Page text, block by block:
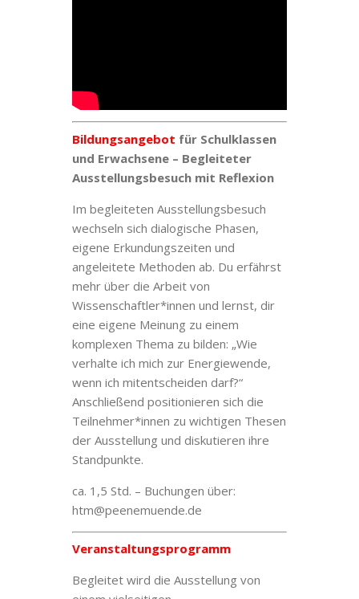
Bildungsangebot für Schulklassen
und Erwachsene – Begleiteter
Ausstellungsbesuch mit Reflexion
Im begleiteten Ausstellungsbesuch
wechseln sich dialogische Phasen,
eigene Erkundungszeiten und
angeleitete Methoden ab. Du erfährst
mehr über die Arbeit von
Wissenschaftler*innen und lernst, dir
eine eigene Meinung zu einem
komplexen Thema zu bilden: „Wie
verhalte ich mich zur Energiewende,
wenn ich mitentscheiden darf?“
Anschließend positionieren sich die
Teilnehmer*innen zu wichtigen Thesen
der Ausstellung und diskutieren ihre
Standpunkte.
ca. 1,5 Std. – Buchungen über:
htm@peenemuende.de
Veranstaltungsprogramm
Begleitet wird die Ausstellung von